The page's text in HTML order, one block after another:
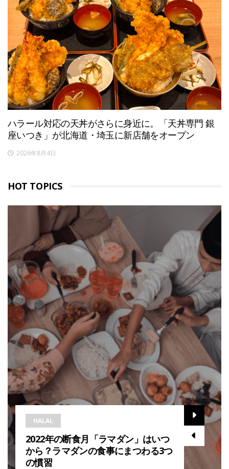
ハラール対応の天丼がさらに身近に。「天丼専門 銀
座いつき」が北海道・埼玉に新店舗をオープン
2026年8月4日
HOT TOPICS
HALAL
2022年の断食月「ラマダン」はいつ
から？ラマダンの食事にまつわる3つ
の慣習